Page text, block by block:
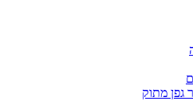
גפן מתוק